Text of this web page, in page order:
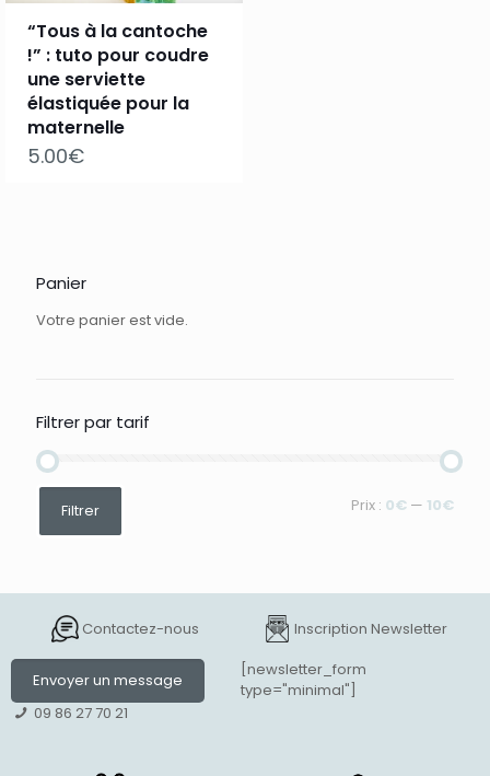
“Tous à la cantoche
!” : tuto pour coudre
une serviette
élastiquée pour la
maternelle
5.00€
Panier
Votre panier est vide.
Filtrer par tarif
Prix
min
Prix
maxFiltrer Prix : 0€ — 10€
Contactez-nous
Envoyer un message
09 86 27 70 21
Inscription Newsletter
[newsletter_form
type="minimal"]